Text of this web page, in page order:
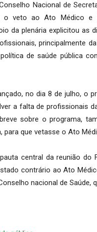
Nacional de
o veto ao Ato Médico e
da plenária explicitou as
principalmente
de saúde pública
no dia 8 de julho, o
a falta de profissionais
sobre o programa,
para que vetasse o Ato
central da reunião do
contrário ao Ato
nacional de Saúde,